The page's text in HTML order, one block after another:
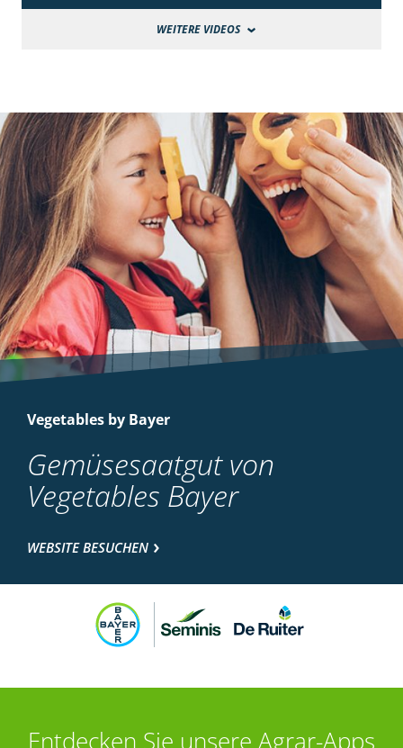
WEITERE VIDEOS
Vegetables by Bayer
Gemüsesaatgut von
Vegetables Bayer
WEBSITE BESUCHEN
Entdecken Sie unsere Agrar-Apps